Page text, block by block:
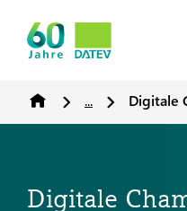
... Digitale
Digitale